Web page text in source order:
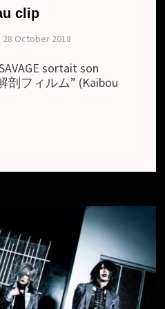
clip
28 October 2018
sortait son
剖フィルム” (Kaibou